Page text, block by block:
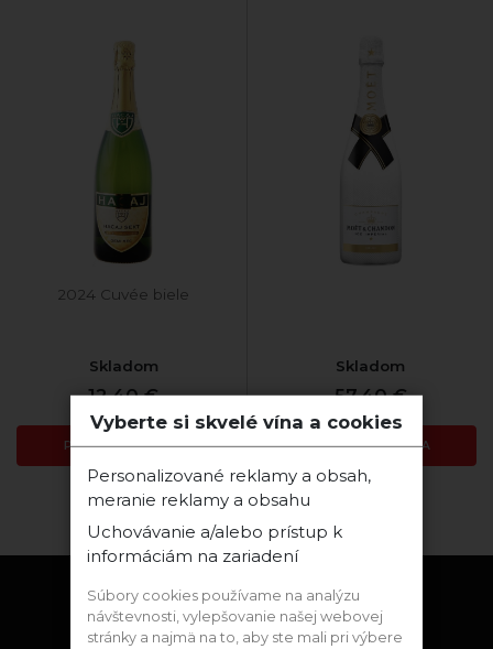
2024 Cuvée biele
Skladom
12,40 €
PRIDAŤ DO KOŠÍKA
Skladom
57,40 €
PRIDAŤ DO KOŠÍKA
Zostaňme v kontakte
Vyberte si skvelé vína a cookies
Personalizované reklamy a obsah,
meranie reklamy a obsahu
Uchovávanie a/alebo prístup k
informáciám na zariadení
Súbory cookies používame na analýzu
návštevnosti, vylepšovanie našej webovej
stránky a najmä na to, aby ste mali pri výbere